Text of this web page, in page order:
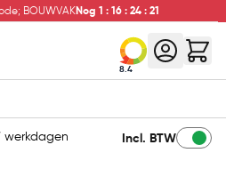
BOUWVAKNog 1 : 16 : 24 : 20
8.4
werkdagen Incl. BTW